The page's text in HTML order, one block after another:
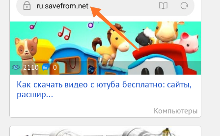
2110 0
Как скачать видео с ютуба бесплатно: сайты,
расшир...
Компьютеры